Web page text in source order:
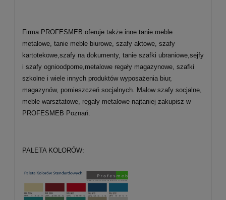
Firma PROFESMEB oferuje także inne tanie meble
metalowe, tanie meble biurowe, szafy aktowe, szafy
kartotekowe,szafy na dokumenty, tanie szafki ubraniowe,sejfy
i szafy ognioodporne,metalowe regały magazynowe, szafki
szkolne i wiele innych produktów wyposażenia biur,
magazynów, pomieszczeń socjalnych. Malow szafy socjalne,
meble warsztatowe, regały metalowe najtaniej zakupisz w
PROFESMEB Poznań.
PALETA KOLORÓW: